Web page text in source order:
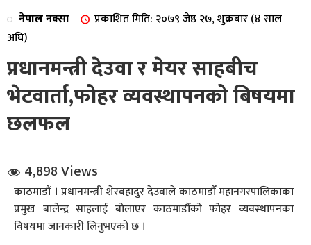
संवाद
नेपाल नक्सा
प्रकाशित मिति: २०७९ जेष्ठ २७, शुक्रबार (४ साल
अघि)
प्रधानमन्त्री देउवा र मेयर साहबीच
भेटवार्ता,फोहर व्यवस्थापनको बिषयमा
छलफल
4,898 Views
काठमाडौं । प्रधानमन्त्री शेरबहादुर देउवाले काठमाडौँ महानगरपालिकाका
प्रमुख बालेन्द्र साहलाई बोलाएर काठमाडौँको फोहर व्यवस्थापनका
विषयमा जानकारी लिनुभएको छ ।